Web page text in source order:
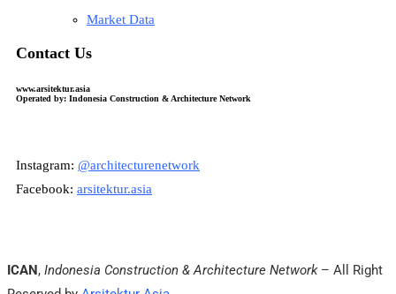
Market Data
Contact Us
www.arsitektur.asia
Operated by: Indonesia Construction & Architecture Network
Instagram: @architecturenetwork
Facebook: arsitektur.asia
ICAN , Indonesia Construction & Architecture Network– All Right